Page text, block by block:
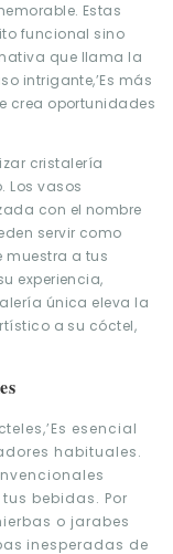
Estas
funcional sino
que llama la
intrigante,’Es más
crea oportunidades
cristalería
Los vasos
con el nombre
servir como
muestra a tus
experiencia,
única eleva la
a su cóctel,
esencial
habituales.
bebidas. Por
o jarabes
inesperadas de